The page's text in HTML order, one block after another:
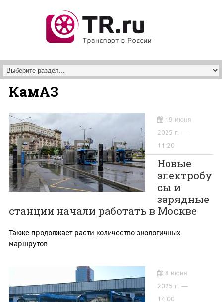
КамАЗ
19 июня
2025 г. —
11:20
Новые
электробу
сы и
зарядные
станции начали работать в Москве
Также продолжает расти количество экологичных
маршрутов
8 июня
2025 г. —
14:00